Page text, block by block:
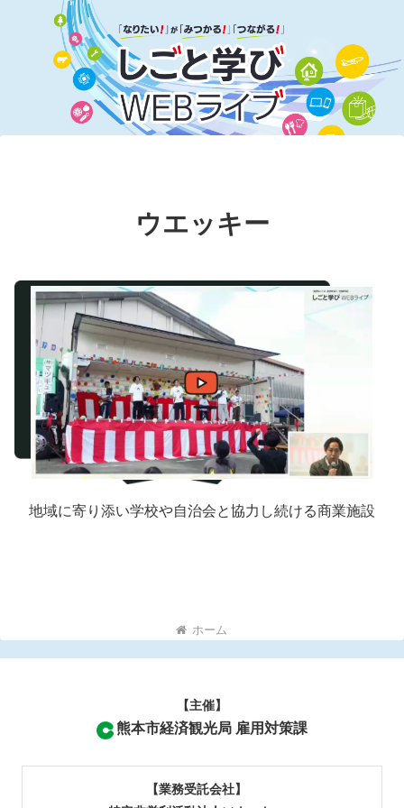
ウエッキー
地域に寄り添い学校や自治会と協力し続ける商業施設
ホーム
【主催】
熊本市経済観光局 雇用対策課
【業務受託会社】